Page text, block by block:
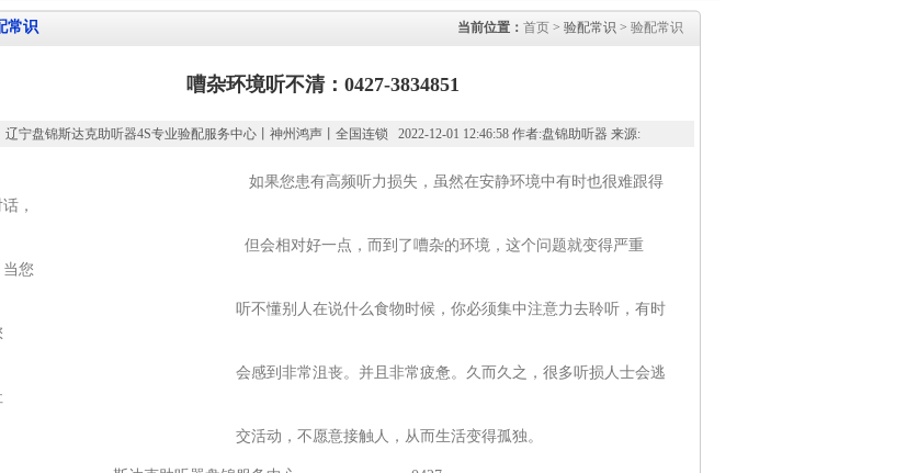
常识 当前位置： 首页 > 验配常识 > 验配常识
嘈杂环境听不清：0427-3834851
辽宁盘锦斯达克助听器4S专业验配服务中心丨神州鸿声丨全国连锁 2022-12-01 12:46:58 作者:盘锦助听器 来源:
果您患有高频听力损失，虽然在安静环境中有时也很难跟得
，
会相对好一点，而到了嘈杂的环境，这个问题就变得严重
当您
不懂别人在说什么食物时候，你必须集中注意力去聆听，有时
感到非常沮丧。并且非常疲惫。久而久之，很多听损人士会逃
活动，不愿意接触人，从而生活变得孤独。